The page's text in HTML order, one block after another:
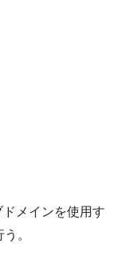
メインを使用す
。